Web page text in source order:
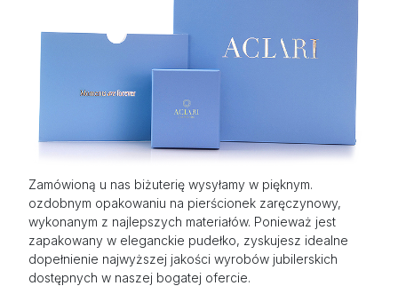
Zamówioną u nas biżuterię wysyłamy w pięknym.
ozdobnym opakowaniu na pierścionek zaręczynowy,
wykonanym z najlepszych materiałów. Ponieważ jest
zapakowany w eleganckie pudełko, zyskujesz idealne
dopełnienie najwyższej jakości wyrobów jubilerskich
dostępnych w naszej bogatej ofercie.